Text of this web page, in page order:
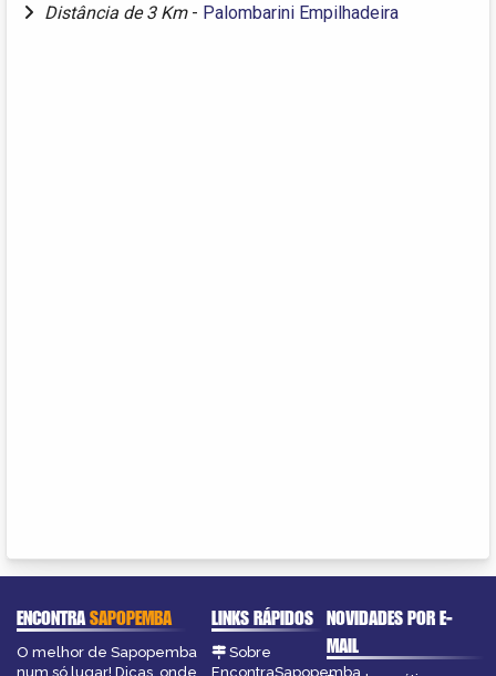
Distância de 3 Km - Palombarini Empilhadeira
ENCONTRASAPOPEMBA
O melhor de Sapopemba
num só lugar! Dicas, onde
LINKS RÁPIDOS
Sobre
EncontraSapopemba
NOVIDADES POR E-
MAIL